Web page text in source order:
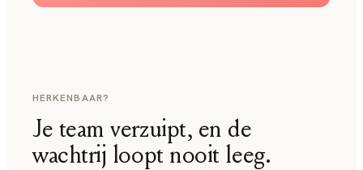
HERKENBAAR?
Je team verzuipt, en de
wachtrij loopt nooit leeg.